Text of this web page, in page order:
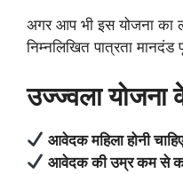
अगर आप भी इस योजना का
निम्नलिखित पात्रता मानदंड
उज्ज्वला योजना
आवेदक महिला होनी
आवेदक की उम्र कम से कम